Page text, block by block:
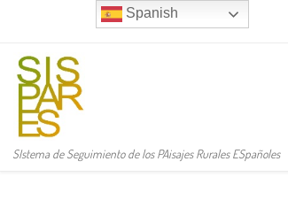
Saltar al contenido
SIstema de Seguimiento de los PAisajes Rurales ESpañoles
Spanish